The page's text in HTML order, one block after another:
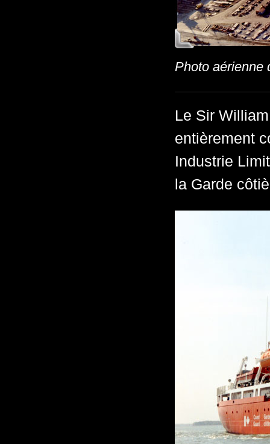
Photo aérienne
Le Sir
entièrement
Industrie
la Garde